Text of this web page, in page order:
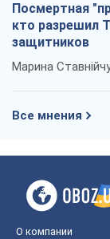
Посмертная
кто разрешил
защитников
Марина
Все мнения
О компании